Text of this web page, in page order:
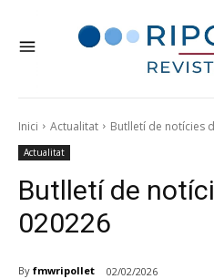
Inici Actualitat Butlletí de notícies
Actualitat
Butlletí de
020226
By fmwripollet 02/02/2026